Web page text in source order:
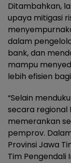
Ditambahkan,
upaya mitigasi
dalam
bank, dan
mampu
lebih efisien
“Selain
secara regional
memerankan
pemprov.
Provinsi Jawa
Tim Pengendali